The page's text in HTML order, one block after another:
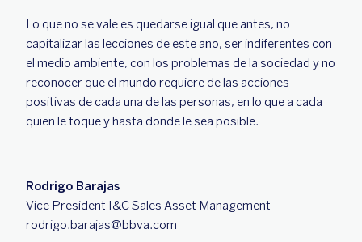
Lo que no se vale es quedarse igual que antes, no
capitalizar las lecciones de este año, ser indiferentes con
el medio ambiente, con los problemas de la sociedad y no
reconocer que el mundo requiere de las acciones
positivas de cada una de las personas, en lo que a cada
quien le toque y hasta donde le sea posible.
Rodrigo Barajas
Vice President I&C Sales Asset Management
rodrigo.barajas@bbva.com